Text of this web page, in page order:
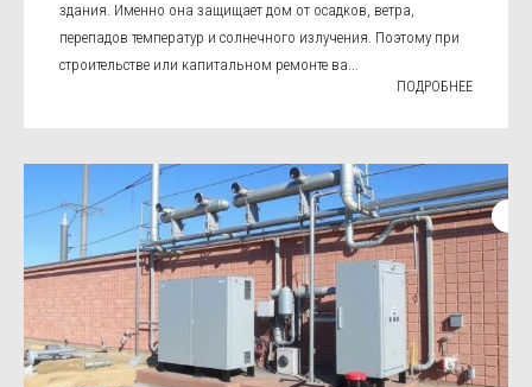
здания. Именно она защищает дом от осадков, ветра,
перепадов температур и солнечного излучения. Поэтому при
строительстве или капитальном ремонте ва...
ПОДРОБНЕЕ